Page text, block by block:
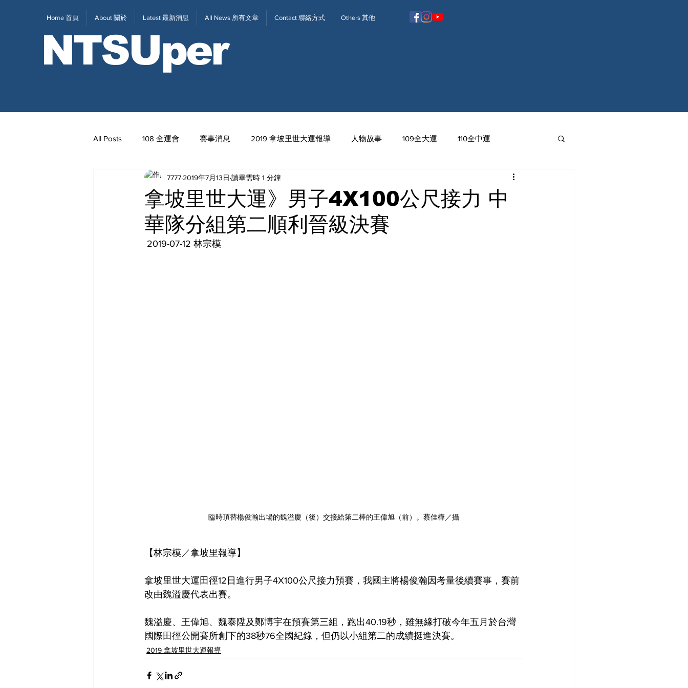
Home 首頁 About 關於 Latest 最新消息 All News 所有文章 Contact 聯絡方式 Others 其他
NTSUper
All Posts 108 全運會 賽事消息 2019 拿坡里世大運報導 人物故事 109全大運 110全中運
2020東京奧運 111全大運 113全中運
拿坡里世大運》男子4X100公尺接力 中
華隊分組第二順利晉級決賽
7777 2019年7月13日 讀畢需時 1 分鐘
2019-07-12 林宗模
臨時頂替楊俊瀚出場的魏溢慶（後）交接給第二棒的王偉旭（前）。蔡佳樺／攝
【林宗模／拿坡里報導】
拿坡里世大運田徑12日進行男子4X100公尺接力預賽，我國主將楊俊瀚因考量後續賽事，賽前
改由魏溢慶代表出賽。
魏溢慶、王偉旭、魏泰陞及鄭博宇在預賽第三組，跑出40.19秒，雖無緣打破今年五月於台灣
國際田徑公開賽所創下的38秒76全國紀錄，但仍以小組第二的成績挺進決賽。
2019 拿坡里世大運報導